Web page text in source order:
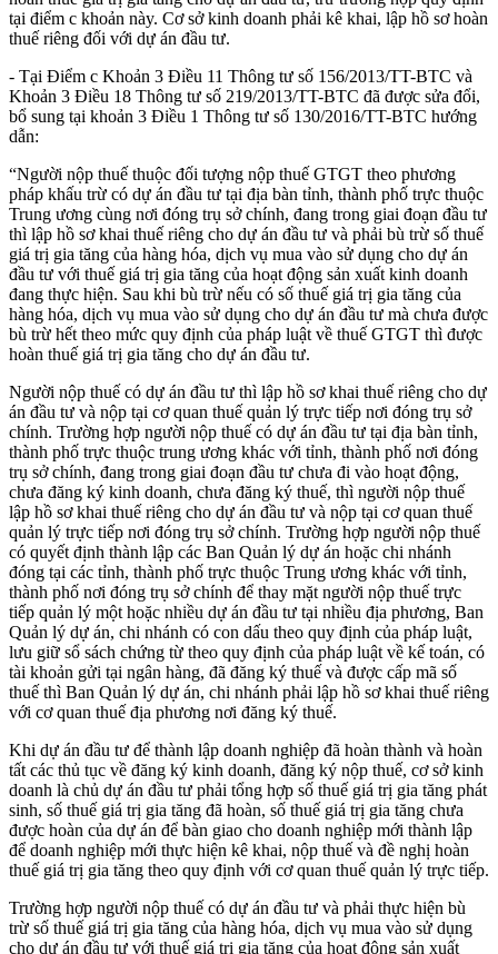
tại điểm c khoản này. Cơ sở kinh doanh phải kê khai, lập hồ sơ hoàn
thuế riêng đối với dự án đầu tư.
- Tại Điểm c Khoản 3 Điều 11 Thông tư số 156/2013/TT-BTC và
Khoản 3 Điều 18 Thông tư số 219/2013/TT-BTC đã được sửa đổi,
bổ sung tại khoản 3 Điều 1 Thông tư số 130/2016/TT-BTC hướng
dẫn:
“Người nộp thuế thuộc đối tượng nộp thuế GTGT theo phương
pháp khấu trừ có dự án đầu tư tại địa bàn tỉnh, thành phố trực thuộc
Trung ương cùng nơi đóng trụ sở chính, đang trong giai đoạn đầu tư
thì lập hồ sơ khai thuế riêng cho dự án đầu tư và phải bù trừ số thuế
giá trị gia tăng của hàng hóa, dịch vụ mua vào sử dụng cho dự án
đầu tư với thuế giá trị gia tăng của hoạt động sản xuất kinh doanh
đang thực hiện. Sau khi bù trừ nếu có số thuế giá trị gia tăng của
hàng hóa, dịch vụ mua vào sử dụng cho dự án đầu tư mà chưa được
bù trừ hết theo mức quy định của pháp luật về thuế GTGT thì được
hoàn thuế giá trị gia tăng cho dự án đầu tư.
Người nộp thuế có dự án đầu tư thì lập hồ sơ khai thuế riêng cho dự
án đầu tư và nộp tại cơ quan thuế quản lý trực tiếp nơi đóng trụ sở
chính. Trường hợp người nộp thuế có dự án đầu tư tại địa bàn tỉnh,
thành phố trực thuộc trung ương khác với tỉnh, thành phố nơi đóng
trụ sở chính, đang trong giai đoạn đầu tư chưa đi vào hoạt động,
chưa đăng ký kinh doanh, chưa đăng ký thuế, thì người nộp thuế
lập hồ sơ khai thuế riêng cho dự án đầu tư và nộp tại cơ quan thuế
quản lý trực tiếp nơi đóng trụ sở chính. Trường hợp người nộp thuế
có quyết định thành lập các Ban Quản lý dự án hoặc chi nhánh
đóng tại các tỉnh, thành phố trực thuộc Trung ương khác với tỉnh,
thành phố nơi đóng trụ sở chính để thay mặt người nộp thuế trực
tiếp quản lý một hoặc nhiều dự án đầu tư tại nhiều địa phương, Ban
Quản lý dự án, chi nhánh có con dấu theo quy định của pháp luật,
lưu giữ sổ sách chứng từ theo quy định của pháp luật về kế toán, có
tài khoản gửi tại ngân hàng, đã đăng ký thuế và được cấp mã số
thuế thì Ban Quản lý dự án, chi nhánh phải lập hồ sơ khai thuế riêng
với cơ quan thuế địa phương nơi đăng ký thuế.
Khi dự án đầu tư để thành lập doanh nghiệp đã hoàn thành và hoàn
tất các thủ tục về đăng ký kinh doanh, đăng ký nộp thuế, cơ sở kinh
doanh là chủ dự án đầu tư phải tổng hợp số thuế giá trị gia tăng phát
sinh, số thuế giá trị gia tăng đã hoàn, số thuế giá trị gia tăng chưa
được hoàn của dự án để bàn giao cho doanh nghiệp mới thành lập
để doanh nghiệp mới thực hiện kê khai, nộp thuế và đề nghị hoàn
thuế giá trị gia tăng theo quy định với cơ quan thuế quản lý trực tiếp.
Trường hợp người nộp thuế có dự án đầu tư và phải thực hiện bù
trừ số thuế giá trị gia tăng của hàng hóa, dịch vụ mua vào sử dụng
cho dự án đầu tư với thuế giá trị gia tăng của hoạt động sản xuất